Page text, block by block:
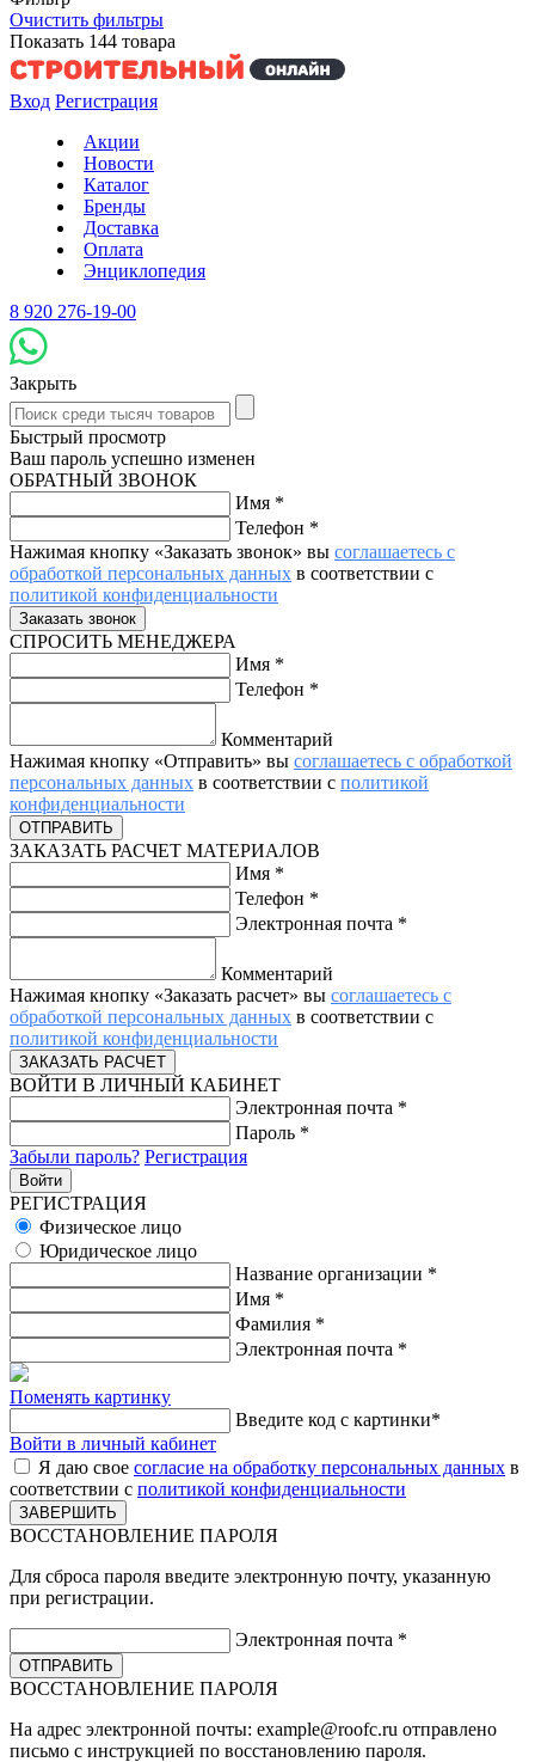
Очистить фильтры
Показать 144 товара
Вход Регистрация
Акции
Новости
Каталог
Бренды
Доставка
Оплата
Энциклопедия
8 920 276-19-00
Закрыть
Быстрый просмотр
Ваш пароль успешно изменен
ОБРАТНЫЙ ЗВОНОК
Имя *
Телефон *
Нажимая кнопку «Заказать звонок» вы соглашаетесь с
обработкой персональных данных в соответствии с
политикой конфиденциальности
СПРОСИТЬ МЕНЕДЖЕРА
Имя *
Телефон *
Комментарий
Нажимая кнопку «Отправить» вы соглашаетесь с обработкой
персональных данных в соответствии с политикой
конфиденциальности
ЗАКАЗАТЬ РАСЧЕТ МАТЕРИАЛОВ
Имя *
Телефон *
Электронная почта *
Комментарий
Нажимая кнопку «Заказать расчет» вы соглашаетесь с
обработкой персональных данных в соответствии с
политикой конфиденциальности
ВОЙТИ В ЛИЧНЫЙ КАБИНЕТ
Электронная почта *
Пароль *
Забыли пароль? Регистрация
РЕГИСТРАЦИЯ
Физическое лицо
Юридическое лицо
Название организации *
Имя *
Фамилия *
Электронная почта *
Поменять картинку
Введите код с картинки*
Войти в личный кабинет
Я даю свое согласие на обработку персональных данных в
соответствии с политикой конфиденциальности
ВОССТАНОВЛЕНИЕ ПАРОЛЯ
Для сброса пароля введите электронную почту, указанную
при регистрации.
Электронная почта *
ВОССТАНОВЛЕНИЕ ПАРОЛЯ
На адрес электронной почты: example@roofc.ru отправлено
письмо с инструкцией по восстановлению пароля.